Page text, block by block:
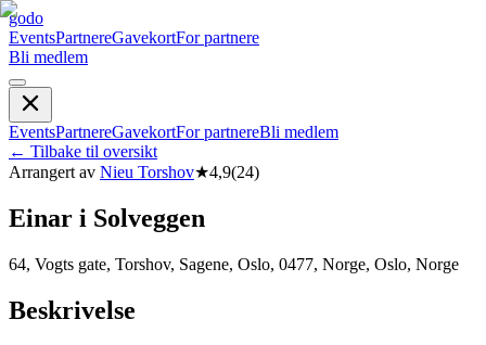
godo
EventsPartnereGavekortFor partnere
Bli medlem
EventsPartnereGavekortFor partnereBli medlem
← Tilbake til oversikt
Arrangert av Nieu Torshov★4,9(24)
Einar i Solveggen
64, Vogts gate, Torshov, Sagene, Oslo, 0477, Norge, Oslo, Norge
Beskrivelse